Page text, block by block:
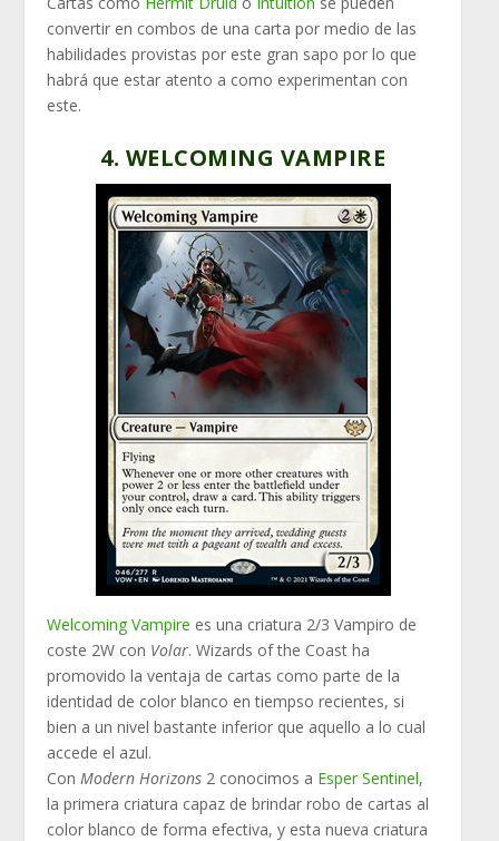
convertir en combos de una carta por medio de las
habilidades provistas por este gran sapo por lo que
habrá que estar atento a como experimentan con
este.
4. WELCOMING VAMPIRE
Welcoming Vampire es una criatura 2/3 Vampiro de
coste 2W con Volar. Wizards of the Coast ha
promovido la ventaja de cartas como parte de la
identidad de color blanco en tiempso recientes, si
bien a un nivel bastante inferior que aquello a lo cual
accede el azul.
Con Modern Horizons 2 conocimos a Esper Sentinel,
la primera criatura capaz de brindar robo de cartas al
color blanco de forma efectiva, y esta nueva criatura